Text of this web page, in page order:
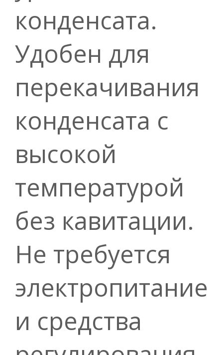
конденсата.
Удобен для
перекачивания
конденсата с
высокой
температурой
без кавитации.
Не требуется
электропитание
и средства